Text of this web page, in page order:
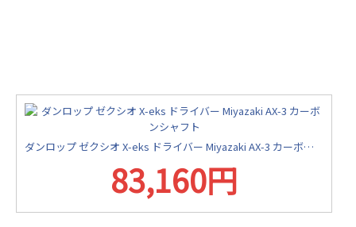
ダンロップ ゼクシオ X-eks ドライバー Miyazaki AX-3 カーボンシャフト
83,160円